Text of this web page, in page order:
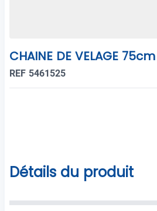
CHAINE DE VELAGE 75cm
REF 5461525
Détails du produit